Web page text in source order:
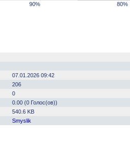
90% 80%
07.01.2026 09:42
206
0
0.00 (0 Голос(ов))
540.6 KB
Smyslik